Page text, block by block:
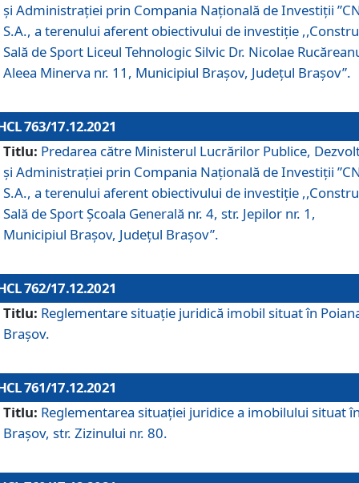
și Administrației prin Compania Naţională de Investiţii
S.A., a terenului aferent obiectivului de investiţie
Sală de Sport Liceul Tehnologic Silvic Dr. Nicolae
Aleea Minerva nr. 11, Municipiul Brașov, Județul Brașov”.
763/17.12.2021
Titlu: Predarea către Ministerul Lucrărilor Publice,
și Administrației prin Compania Naţională de Investiţii
S.A., a terenului aferent obiectivului de investiție
Sală de Sport Școala Generală nr. 4, str. Jepilor nr. 1,
Municipiul Brașov, Județul Brașov”.
762/17.12.2021
Titlu: Reglementare situație juridică imobil situat în
Brașov.
761/17.12.2021
Titlu: Reglementarea situației juridice a imobilului situat
Brașov, str. Zizinului nr. 80.